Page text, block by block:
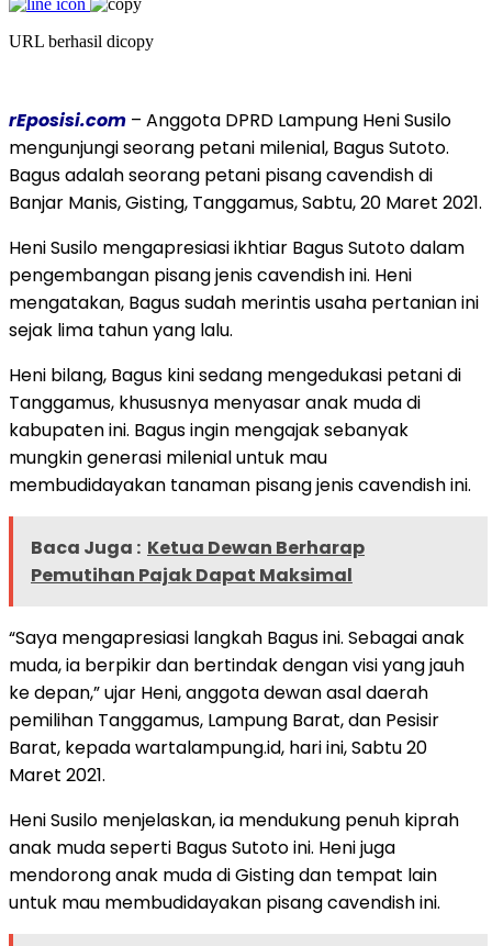
URL berhasil dicopy
rEposisi.com – Anggota DPRD Lampung Heni Susilo
mengunjungi seorang petani milenial, Bagus Sutoto.
Bagus adalah seorang petani pisang cavendish di
Banjar Manis, Gisting, Tanggamus, Sabtu, 20 Maret 2021.
Heni Susilo mengapresiasi ikhtiar Bagus Sutoto dalam
pengembangan pisang jenis cavendish ini. Heni
mengatakan, Bagus sudah merintis usaha pertanian ini
sejak lima tahun yang lalu.
Heni bilang, Bagus kini sedang mengedukasi petani di
Tanggamus, khususnya menyasar anak muda di
kabupaten ini. Bagus ingin mengajak sebanyak
mungkin generasi milenial untuk mau
membudidayakan tanaman pisang jenis cavendish ini.
Baca Juga : Ketua Dewan Berharap
Pemutihan Pajak Dapat Maksimal
“Saya mengapresiasi langkah Bagus ini. Sebagai anak
muda, ia berpikir dan bertindak dengan visi yang jauh
ke depan,” ujar Heni, anggota dewan asal daerah
pemilihan Tanggamus, Lampung Barat, dan Pesisir
Barat, kepada wartalampung.id, hari ini, Sabtu 20
Maret 2021.
Heni Susilo menjelaskan, ia mendukung penuh kiprah
anak muda seperti Bagus Sutoto ini. Heni juga
mendorong anak muda di Gisting dan tempat lain
untuk mau membudidayakan pisang cavendish ini.